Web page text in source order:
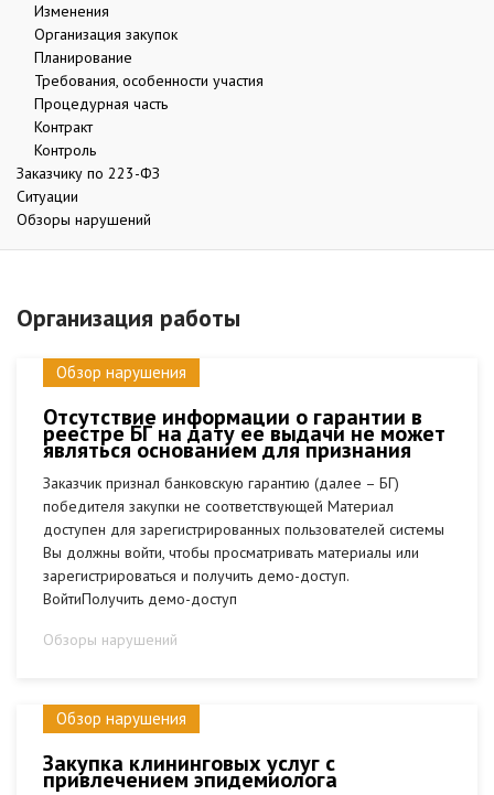
Изменения
Организация закупок
Планирование
Требования, особенности участия
Процедурная часть
Контракт
Контроль
Заказчику по 223-ФЗ
Ситуации
Обзоры нарушений
Организация работы
Обзор нарушения
Отсутствие информации о гарантии в
реестре БГ на дату ее выдачи не может
являться основанием для признания
Заказчик признал банковскую гарантию (далее – БГ)
победителя закупки не соответствующей Материал
доступен для зарегистрированных пользователей системы
Вы должны войти, чтобы просматривать материалы или
зарегистрироваться и получить демо-доступ.
ВойтиПолучить демо-доступ
Обзоры нарушений
Обзор нарушения
Закупка клининговых услуг с
привлечением эпидемиолога